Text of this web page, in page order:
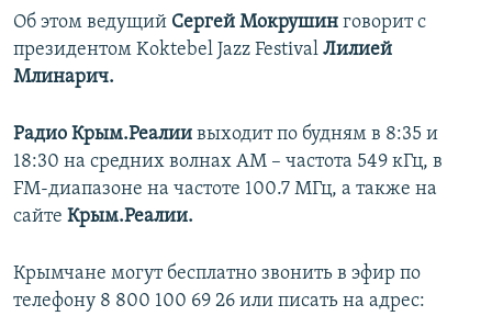
КРЫМ.НЕПОКОРЕННЫЙ
ELIFBE
УКРАИНСКАЯ ПРОБЛЕМА КРЫМА
Об этом ведущий Сергей Мокрушин говорит с
президентом Koktebel Jazz Festival Лилией
Млинарич.
Радио Крым.Реалии выходит по будням в 8:35 и
18:30 на средних волнах АМ – частота 549 кГц, в
FM-диапазоне на частоте 100.7 МГц, а также на
сайте Крым.Реалии.
Крымчане могут бесплатно звонить в эфир по
телефону 8 800 100 69 26 или писать на адрес: